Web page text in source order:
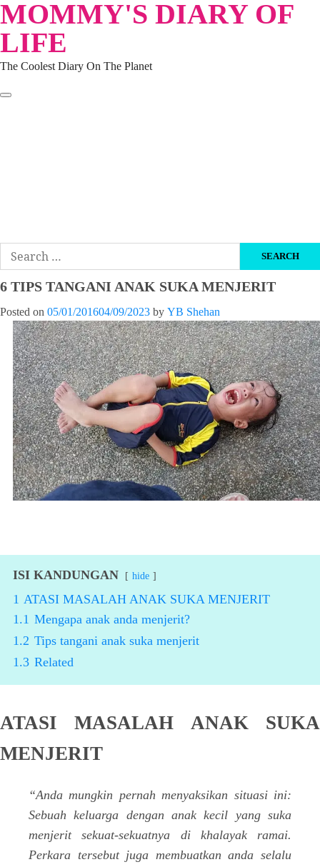
Skip
to
content
MOMMY'S DIARY OF
LIFE
The Coolest Diary On The Planet
Search
for:
6 TIPS TANGANI ANAK SUKA MENJERIT
Posted on 05/01/201604/09/2023 by YB Shehan
ISI KANDUNGAN hide
1 ATASI MASALAH ANAK SUKA MENJERIT
1.1 Mengapa anak anda menjerit?
1.2 Tips tangani anak suka menjerit
1.3 Related
ATASI MASALAH ANAK SUKA
MENJERIT
“Anda mungkin pernah menyaksikan situasi ini:
Sebuah keluarga dengan anak kecil yang suka
menjerit sekuat-sekuatnya di khalayak ramai.
Perkara tersebut juga membuatkan anda selalu